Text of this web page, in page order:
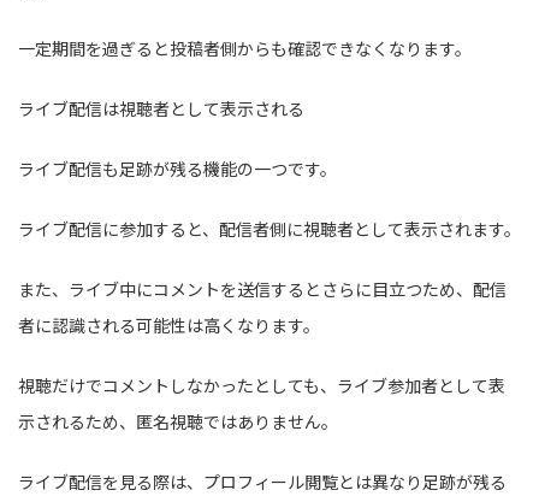
一定期間を過ぎると投稿者側からも確認できなくなります。
ライブ配信は視聴者として表示される
ライブ配信も足跡が残る機能の一つです。
ライブ配信に参加すると、配信者側に視聴者として表示されます。
また、ライブ中にコメントを送信するとさらに目立つため、配信
者に認識される可能性は高くなります。
視聴だけでコメントしなかったとしても、ライブ参加者として表
示されるため、匿名視聴ではありません。
ライブ配信を見る際は、プロフィール閲覧とは異なり足跡が残る